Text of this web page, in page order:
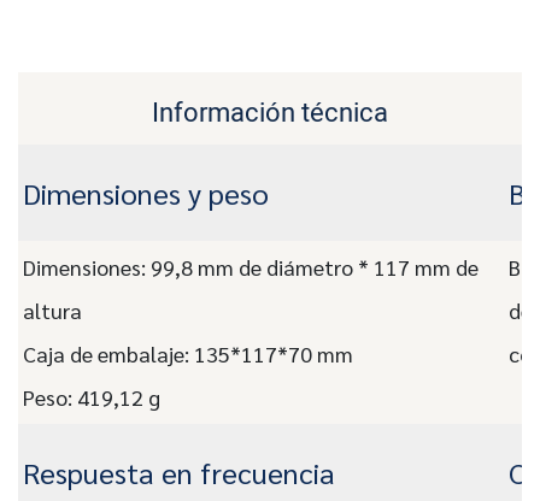
Información técnica
Dimensiones y peso
Dimensiones: 99,8 mm de diámetro * 117 mm de
altura
Caja de embalaje: 135*117*70 mm
Peso: 419,12 g
de
Respuesta en frecuencia